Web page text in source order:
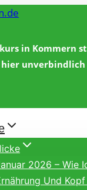
in Kommern
hier unverbindlich
2026 – Wie
Und